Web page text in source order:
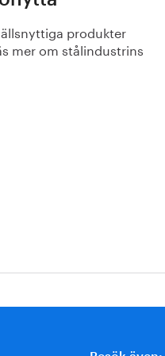
produkter
mer om stålindustrins